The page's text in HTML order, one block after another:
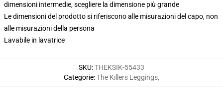
dimensioni intermedie, scegliere la dimensione più grande
Le dimensioni del prodotto si riferiscono alle misurazioni del capo, non
alle misurazioni della persona
Lavabile in lavatrice
SKU:THEKSIK-55433
Categorie:The Killers Leggings,